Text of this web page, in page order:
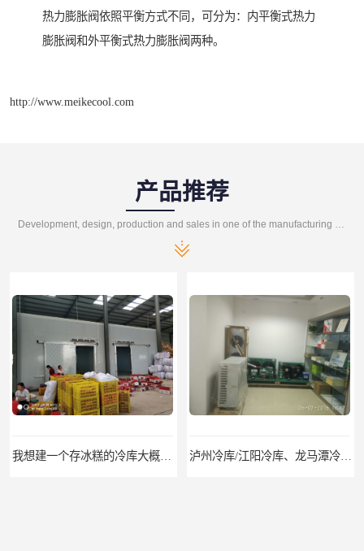
热力膨胀阀依照平衡方式不同，可分为：内平衡式热力
膨胀阀和外平衡式热力膨胀阀两种。
http://www.meikecool.com
产品推荐